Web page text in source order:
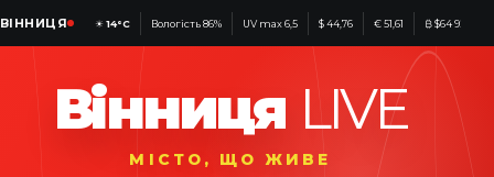
ВІННИЦЯ ☀14°C Вологість 86% UV max 6,5 $ 44,76 € 51,61 ₿ $64 926
Вінниця LIVE
МІСТО, ЩО ЖИВЕ